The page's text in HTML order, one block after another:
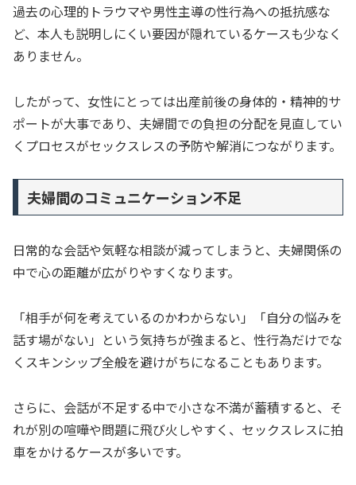
過去の心理的トラウマや男性主導の性行為への抵抗感な
ど、本人も説明しにくい要因が隠れているケースも少なく
ありません。
したがって、女性にとっては出産前後の身体的・精神的サ
ポートが大事であり、夫婦間での負担の分配を見直してい
くプロセスがセックスレスの予防や解消につながります。
夫婦間のコミュニケーション不足
日常的な会話や気軽な相談が減ってしまうと、夫婦関係の
中で心の距離が広がりやすくなります。
「相手が何を考えているのかわからない」「自分の悩みを
話す場がない」という気持ちが強まると、性行為だけでな
くスキンシップ全般を避けがちになることもあります。
さらに、会話が不足する中で小さな不満が蓄積すると、そ
れが別の喧嘩や問題に飛び火しやすく、セックスレスに拍
車をかけるケースが多いです。